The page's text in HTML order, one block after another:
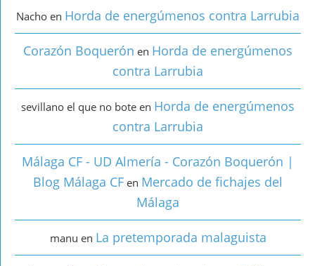
Nacho en Horda de energúmenos contra Larrubia
Corazón Boquerón en Horda de energúmenos
contra Larrubia
sevillano el que no bote en Horda de energúmenos
contra Larrubia
Málaga CF - UD Almería - Corazón Boquerón |
Blog Málaga CF en Mercado de fichajes del
Málaga
manu en La pretemporada malaguista